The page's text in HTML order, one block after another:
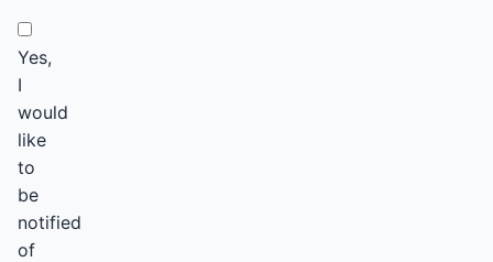
Yes,
I
would
like
to
be
notified
of